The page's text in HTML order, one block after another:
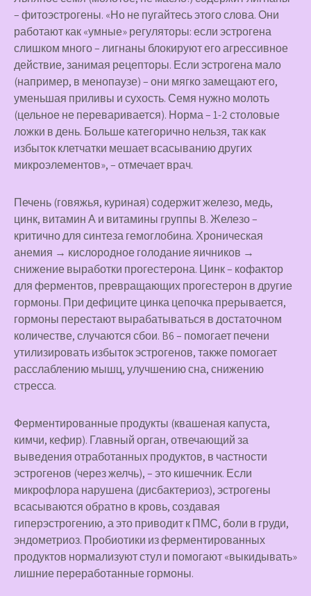
– фитоэстрогены. «Но не пугайтесь этого слова. Они
работают как «умные» регуляторы: если эстрогена
слишком много – лигнаны блокируют его агрессивное
действие, занимая рецепторы. Если эстрогена мало
(например, в менопаузе) – они мягко замещают его,
уменьшая приливы и сухость. Семя нужно молоть
(цельное не переваривается). Норма – 1-2 столовые
ложки в день. Больше категорично нельзя, так как
избыток клетчатки мешает всасыванию других
микроэлементов», – отмечает врач.
Печень(говяжья, куриная) содержит железо, медь,
цинк, витамин А и витамины группы B. Железо –
критично для синтеза гемоглобина. Хроническая
анемия → кислородное голодание яичников →
снижение выработки прогестерона. Цинк – кофактор
для ферментов, превращающих прогестерон в другие
гормоны. При дефиците цинка цепочка прерывается,
гормоны перестают вырабатываться в достаточном
количестве, случаются сбои. B6 – помогает печени
утилизировать избыток эстрогенов, также помогает
расслаблению мышц, улучшению сна, снижению
стресса.
Ферментированныепродукты (квашеная капуста,
кимчи, кефир). Главный орган, отвечающий за
выведения отработанных продуктов, в частности
эстрогенов (через желчь), – это кишечник. Если
микрофлора нарушена (дисбактериоз), эстрогены
всасываются обратно в кровь, создавая
гиперэстрогению, а это приводит к ПМС, боли в груди,
эндометриоз. Пробиотики из ферментированных
продуктов нормализуют стул и помогают «выкидывать»
лишние переработанные гормоны.